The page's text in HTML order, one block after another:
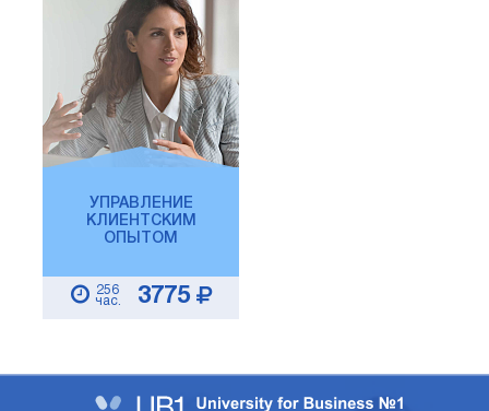
УПРАВЛЕНИЕ
КЛИЕНТСКИМ
ОПЫТОМ
256
час.
3775